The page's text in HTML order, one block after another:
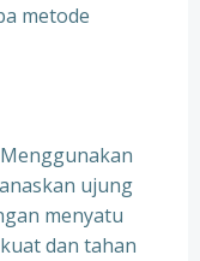
metode
Menggunakan
ujung
menyatu
dan tahan